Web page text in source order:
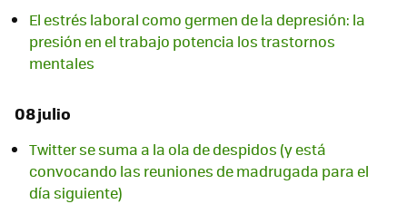
El estrés laboral como germen de la depresión: la
presión en el trabajo potencia los trastornos
mentales
08 julio
Twitter se suma a la ola de despidos (y está
convocando las reuniones de madrugada para el
día siguiente)